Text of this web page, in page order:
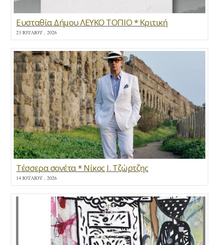
Ευσταθία Δήμου ΛΕΥΚΟ ΤΟΠΙΟ * Κριτική
23 ΙΟΥΛΊΟΥ , 2026
Τέσσερα σονέτα * Νίκος Ι. Τζώρτζης
14 ΙΟΥΛΊΟΥ , 2026